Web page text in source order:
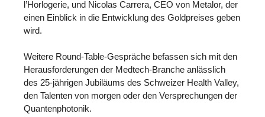
l’Horlogerie, und Nicolas Carrera, CEO von Metalor, der
einen Einblick in die Entwicklung des Goldpreises geben
wird.
Weitere Round-Table-Gespräche befassen sich mit den
Herausforderungen der Medtech-Branche anlässlich
des 25-jährigen Jubiläums des Schweizer Health Valley,
den Talenten von morgen oder den Versprechungen der
Quantenphotonik.